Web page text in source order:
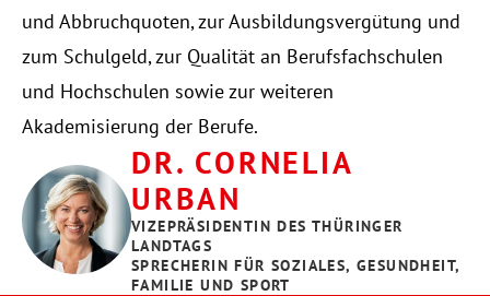
und Abbruchquoten, zur Ausbildungsvergütung und
zum Schulgeld, zur Qualität an Berufsfachschulen
und Hochschulen sowie zur weiteren
Akademisierung der Berufe.
DR. CORNELIA
URBAN
VIZEPRÄSIDENTIN DES THÜRINGER
LANDTAGS
SPRECHERIN FÜR SOZIALES, GESUNDHEIT,
FAMILIE UND SPORT